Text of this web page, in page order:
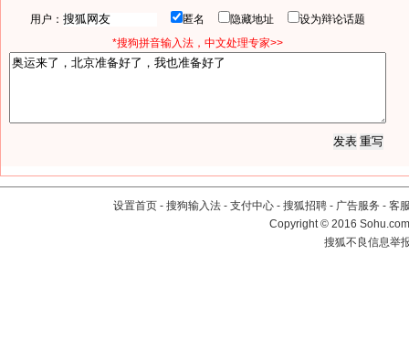
用户： 匿名 隐藏地址
设为辩论话题
*搜狗拼音输入法，中文处理专家>>
设置首页 - 搜狗输入法 - 支付中心 - 搜狐招聘 - 广告服务 - 客
Copyright©2016
搜狐不良信息举